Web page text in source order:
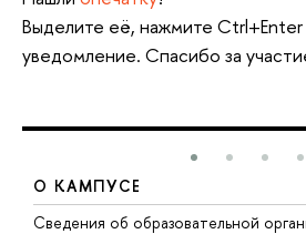
Выделите её, нажмите Ctrl+Enter
уведомление. Спасибо за
О КАМПУСЕ
Сведения об образовательной